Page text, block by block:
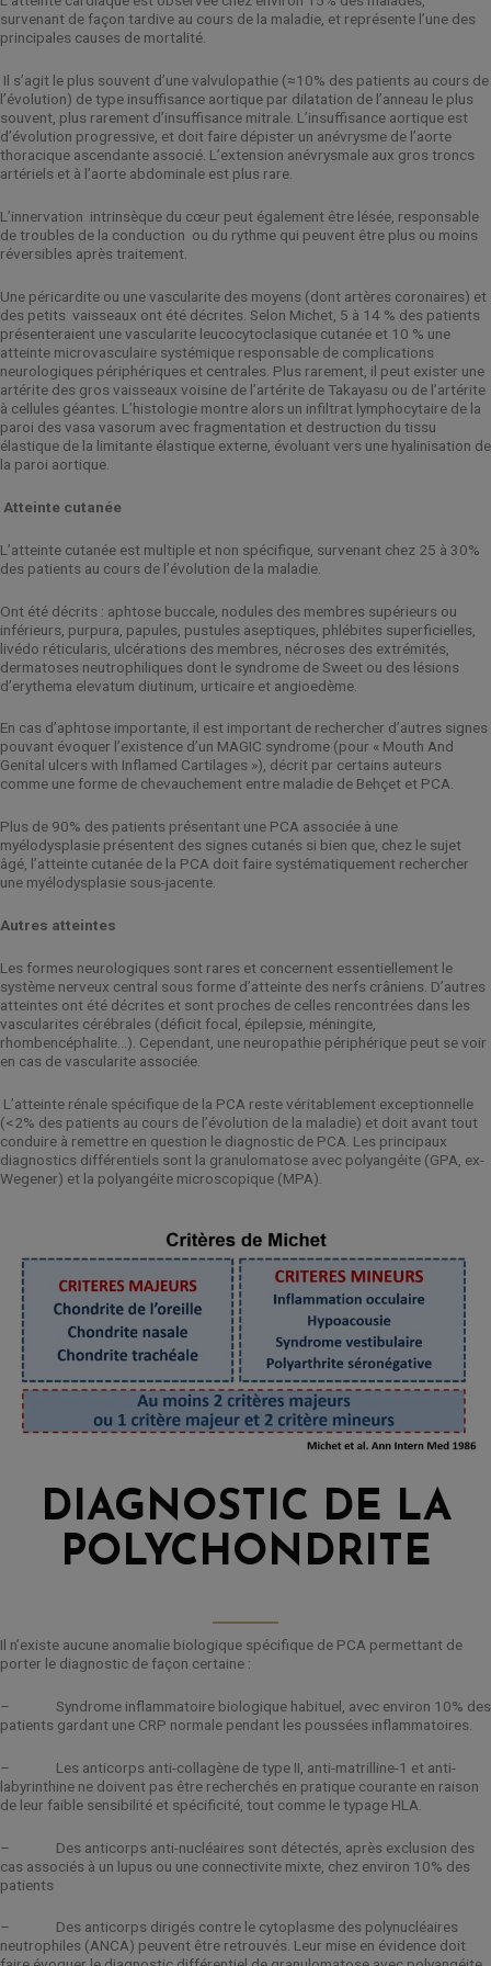
survenant de façon tardive au cours de la maladie, et représente l’une des
principales causes de mortalité.
Il s’agit le plus souvent d’une valvulopathie (≈10% des patients au cours de
l’évolution) de type insuffisance aortique par dilatation de l’anneau le plus
souvent, plus rarement d’insuffisance mitrale. L’insuffisance aortique est
d’évolution progressive, et doit faire dépister un anévrysme de l’aorte
thoracique ascendante associé. L’extension anévrysmale aux gros troncs
artériels et à l’aorte abdominale est plus rare.
L’innervation intrinsèque du cœur peut également être lésée, responsable
de troubles de la conduction ou du rythme qui peuvent être plus ou moins
réversibles après traitement.
Une péricardite ou une vascularite des moyens (dont artères coronaires) et
des petits vaisseaux ont été décrites. Selon Michet, 5 à 14 % des patients
présenteraient une vascularite leucocytoclasique cutanée et 10 % une
atteinte microvasculaire systémique responsable de complications
neurologiques périphériques et centrales. Plus rarement, il peut exister une
artérite des gros vaisseaux voisine de l’artérite de Takayasu ou de l’artérite
à cellules géantes. L’histologie montre alors un infiltrat lymphocytaire de la
paroi des vasa vasorum avec fragmentation et destruction du tissu
élastique de la limitante élastique externe, évoluant vers une hyalinisation de
la paroi aortique.
Atteinte cutanée
L’atteinte cutanée est multiple et non spécifique, survenant chez 25 à 30%
des patients au cours de l’évolution de la maladie.
Ont été décrits : aphtose buccale, nodules des membres supérieurs ou
inférieurs, purpura, papules, pustules aseptiques, phlébites superficielles,
livédo réticularis, ulcérations des membres, nécroses des extrémités,
dermatoses neutrophiliques dont le syndrome de Sweet ou des lésions
d’erythema elevatum diutinum, urticaire et angioedème.
En cas d’aphtose importante, il est important de rechercher d’autres signes
pouvant évoquer l’existence d’un MAGIC syndrome (pour « Mouth And
Genital ulcers with Inflamed Cartilages »), décrit par certains auteurs
comme une forme de chevauchement entre maladie de Behçet et PCA.
Plus de 90% des patients présentant une PCA associée à une
myélodysplasie présentent des signes cutanés si bien que, chez le sujet
âgé, l’atteinte cutanée de la PCA doit faire systématiquement rechercher
une myélodysplasie sous-jacente.
Autres atteintes
Les formes neurologiques sont rares et concernent essentiellement le
système nerveux central sous forme d’atteinte des nerfs crâniens. D’autres
atteintes ont été décrites et sont proches de celles rencontrées dans les
vascularites cérébrales (déficit focal, épilepsie, méningite,
rhombencéphalite…). Cependant, une neuropathie périphérique peut se voir
en cas de vascularite associée.
L’atteinte rénale spécifique de la PCA reste véritablement exceptionnelle
(<2% des patients au cours de l’évolution de la maladie) et doit avant tout
conduire à remettre en question le diagnostic de PCA. Les principaux
diagnostics différentiels sont la granulomatose avec polyangéite (GPA, ex-
Wegener) et la polyangéite microscopique (MPA).
DIAGNOSTIC DE LA
POLYCHONDRITE
Il n’existe aucune anomalie biologique spécifique de PCA permettant de
porter le diagnostic de façon certaine :
– Syndrome inflammatoire biologique habituel, avec environ 10% des
patients gardant une CRP normale pendant les poussées inflammatoires.
– Les anticorps anti-collagène de type II, anti-matrilline-1 et anti-
labyrinthine ne doivent pas être recherchés en pratique courante en raison
de leur faible sensibilité et spécificité, tout comme le typage HLA.
– Des anticorps anti-nucléaires sont détectés, après exclusion des
cas associés à un lupus ou une connectivite mixte, chez environ 10% des
patients
– Des anticorps dirigés contre le cytoplasme des polynucléaires
neutrophiles (ANCA) peuvent être retrouvés. Leur mise en évidence doit